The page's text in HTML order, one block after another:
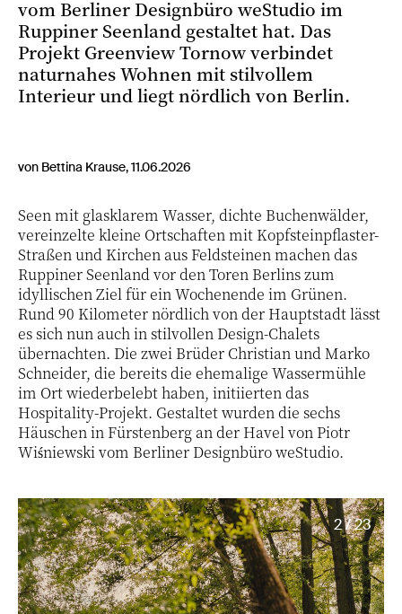
vom Berliner Designbüro weStudio im
Ruppiner Seenland gestaltet hat. Das
Projekt Greenview Tornow verbindet
naturnahes Wohnen mit stilvollem
Interieur und liegt nördlich von Berlin.
von Bettina Krause, 11.06.2026
Seen mit glasklarem Wasser, dichte Buchenwälder,
vereinzelte kleine Ortschaften mit Kopfsteinpflaster-
Straßen und Kirchen aus Feldsteinen machen das
Ruppiner Seenland vor den Toren Berlins zum
idyllischen Ziel für ein Wochenende im Grünen.
Rund 90 Kilometer nördlich von der Hauptstadt lässt
es sich nun auch in stilvollen Design-Chalets
übernachten. Die zwei Brüder Christian und Marko
Schneider, die bereits die ehemalige Wassermühle
im Ort wiederbelebt haben, initiierten das
Hospitality-Projekt. Gestaltet wurden die sechs
Häuschen in Fürstenberg an der Havel von Piotr
Wiśniewski vom Berliner Designbüro weStudio.
2 / 23